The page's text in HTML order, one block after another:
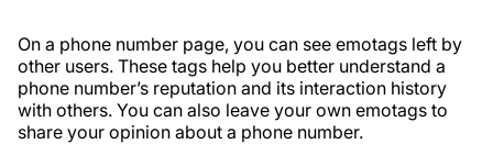
On a phone number page, you can see emotags left by
other users. These tags help you better understand a
phone number’s reputation and its interaction history
with others. You can also leave your own emotags to
share your opinion about a phone number.